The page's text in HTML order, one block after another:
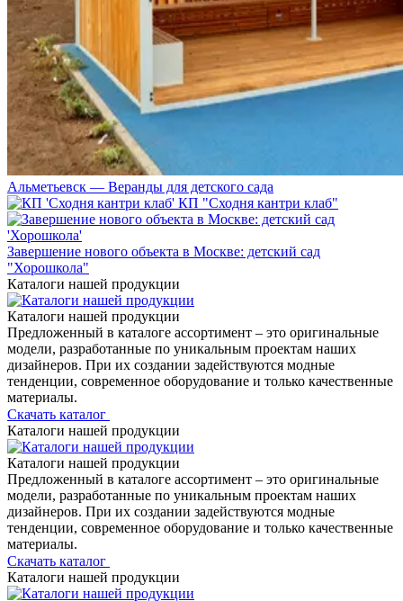
Альметьевск — Веранды для детского сада
КП "Сходня кантри клаб"
Завершение нового объекта в Москве: детский сад
"Хорошкола"
Каталоги нашей продукции
Каталоги нашей продукции
Предложенный в каталоге ассортимент – это оригинальные
модели, разработанные по уникальным проектам наших
дизайнеров. При их создании задействуются модные
тенденции, современное оборудование и только качественные
материалы.
Скачать каталог
Каталоги нашей продукции
Каталоги нашей продукции
Предложенный в каталоге ассортимент – это оригинальные
модели, разработанные по уникальным проектам наших
дизайнеров. При их создании задействуются модные
тенденции, современное оборудование и только качественные
материалы.
Скачать каталог
Каталоги нашей продукции